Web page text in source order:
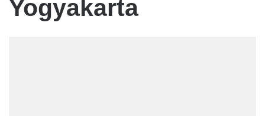
Yogyakarta